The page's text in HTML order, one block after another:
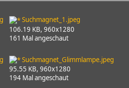
Suchmagnet_1.jpeg
106.19 KB, 960x1280
161 Mal angeschaut
Suchmagnet_Glimmlampe.jpeg
95.55 KB, 960x1280
194 Mal angeschaut